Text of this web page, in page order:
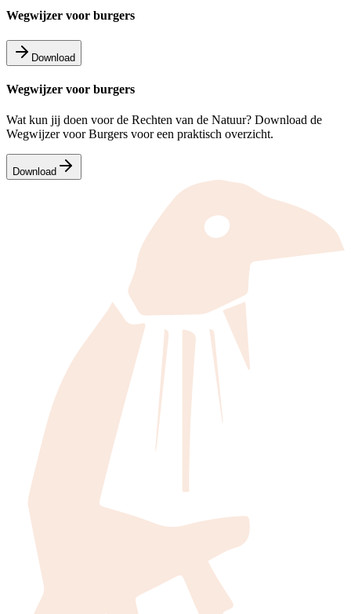
Wegwijzer voor burgers
Download
Wegwijzer voor burgers
Wat kun jij doen voor de Rechten van de Natuur? Download de
Wegwijzer voor Burgers voor een praktisch overzicht.
Download